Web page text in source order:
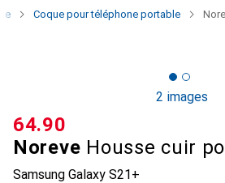
Coque pour téléphone portable
2 images
Noreve Housse cuir
Samsung Galaxy S21+
CHF
64.90